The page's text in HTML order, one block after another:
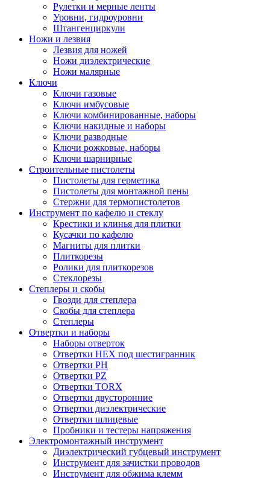
Рулетки и мерные ленты
Уровни, гидроуровни
Штангенциркули
Ножи и лезвия
Лезвия для ножей
Ножи диэлектрические
Ножи малярные
Ключи
Ключи газовые
Ключи имбусовые
Ключи комбинированные, наборы
Ключи накидные и наборы
Ключи разводные
Ключи рожковые, наборы
Ключи шарнирные
Строительные пистолеты
Пистолеты для герметика
Пистолеты для монтажной пены
Стержни для термопистолетов
Инструмент по кафелю и стеклу
Крестики и клинья для плитки
Кусачки по кафелю
Магниты для плитки
Плиткорезы
Ролики для плиткорезов
Стеклорезы
Степлеры и скобы
Гвозди для степлера
Скобы для степлера
Степлеры
Отвертки и наборы
Наборы отверток
Отвертки HEX под шестигранник
Отвертки PH
Отвертки PZ
Отвертки TORX
Отвертки двусторонние
Отвертки диэлектрические
Отвертки шлицевые
Пробники и тестеры напряжения
Электромонтажный инструмент
Диэлектрический губцевый инструмент
Инструмент для зачистки проводов
Инструмент для обжима клемм